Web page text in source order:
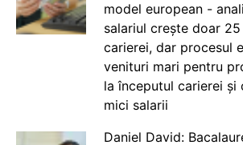
model european -
salariul crește doar
carierei, dar procesul
venituri mari pentru
la începutul carierei și
mici salarii
Daniel David: